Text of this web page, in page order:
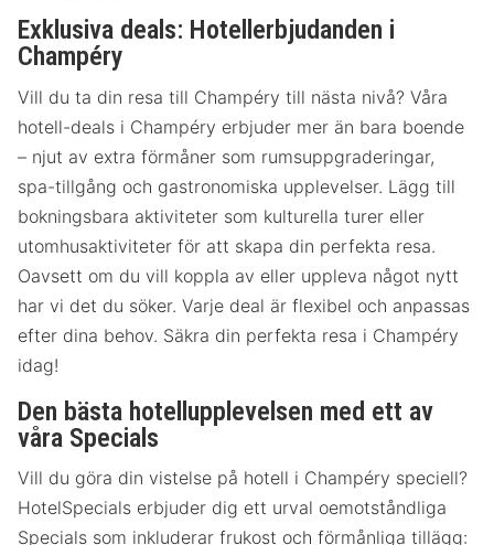
Exklusiva deals: Hotellerbjudanden i
Champéry
Vill du ta din resa till Champéry till nästa nivå? Våra
hotell-deals i Champéry erbjuder mer än bara boende
– njut av extra förmåner som rumsuppgraderingar,
spa-tillgång och gastronomiska upplevelser. Lägg till
bokningsbara aktiviteter som kulturella turer eller
utomhusaktiviteter för att skapa din perfekta resa.
Oavsett om du vill koppla av eller uppleva något nytt
har vi det du söker. Varje deal är flexibel och anpassas
efter dina behov. Säkra din perfekta resa i Champéry
idag!
Den bästa hotellupplevelsen med ett av
våra Specials
Vill du göra din vistelse på hotell i Champéry speciell?
HotelSpecials erbjuder dig ett urval oemotståndliga
Specials som inkluderar frukost och förmånliga tillägg: